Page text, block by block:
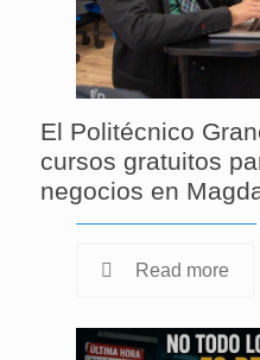
El Politécnico
cursos gratuitos
negocios en
Read more